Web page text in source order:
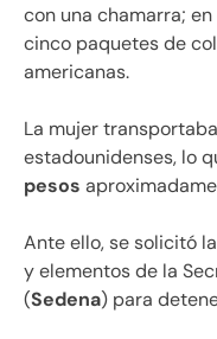
con una chamarra;
cinco paquetes de
americanas.
La mujer
estadounidenses, lo
pesos
Ante ello, se solicitó
y elementos de la
(Sedena) para